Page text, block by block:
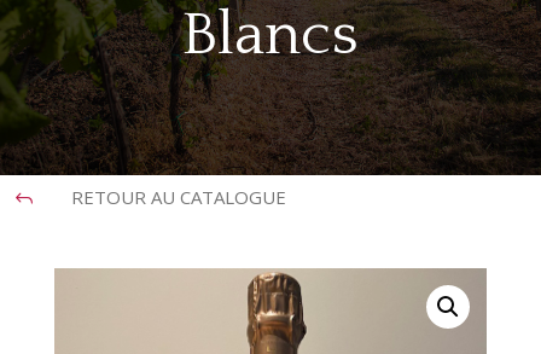
Blancs
J RETOUR AU CATALOGUE